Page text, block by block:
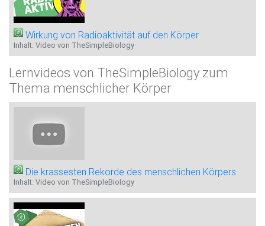
Wirkung von Radioaktivität auf den Körper
Inhalt: Video von TheSimpleBiology
Lernvideos von TheSimpleBiology zum
Thema menschlicher Körper
Die krassesten Rekorde des menschlichen Körpers
Inhalt: Video von TheSimpleBiology